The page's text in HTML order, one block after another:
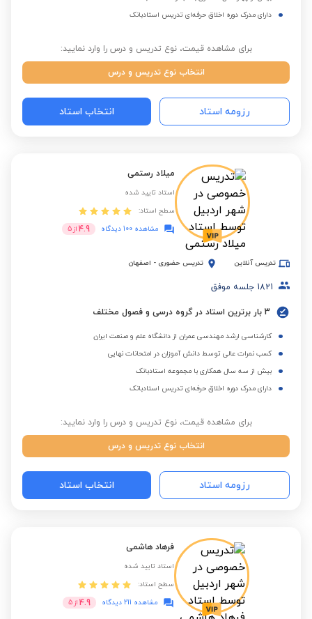
دارای مدرک دوره اخلاق حرفه‌ای تدریس استادبانک
برای مشاهده قیمت، نوع تدریس و درس را وارد نمایید:
انتخاب نوع تدریس و درس
رزومه استاد انتخاب استاد
میلاد رستمی
استاد تایید شده
سطح استاد:
مشاهده 100 دیدگاه
4.9 از 5
تدریس آنلاین تدریس حضوری - اصفهان
1821 جلسه موفق
3 بار برترین استاد در گروه درسی و فصول مختلف
کارشناسی ارشد مهندسی عمران از دانشگاه علم و صنعت ایران
کسب نمرات عالی توسط دانش آموزان در امتحانات نهایی
بیش از سه سال همکاری با مجموعه استادبانک
دارای مدرک دوره اخلاق حرفه‌ای تدریس استادبانک
برای مشاهده قیمت، نوع تدریس و درس را وارد نمایید:
انتخاب نوع تدریس و درس
رزومه استاد انتخاب استاد
فرهاد هاشمی
استاد تایید شده
سطح استاد:
مشاهده 211 دیدگاه
4.9 از 5